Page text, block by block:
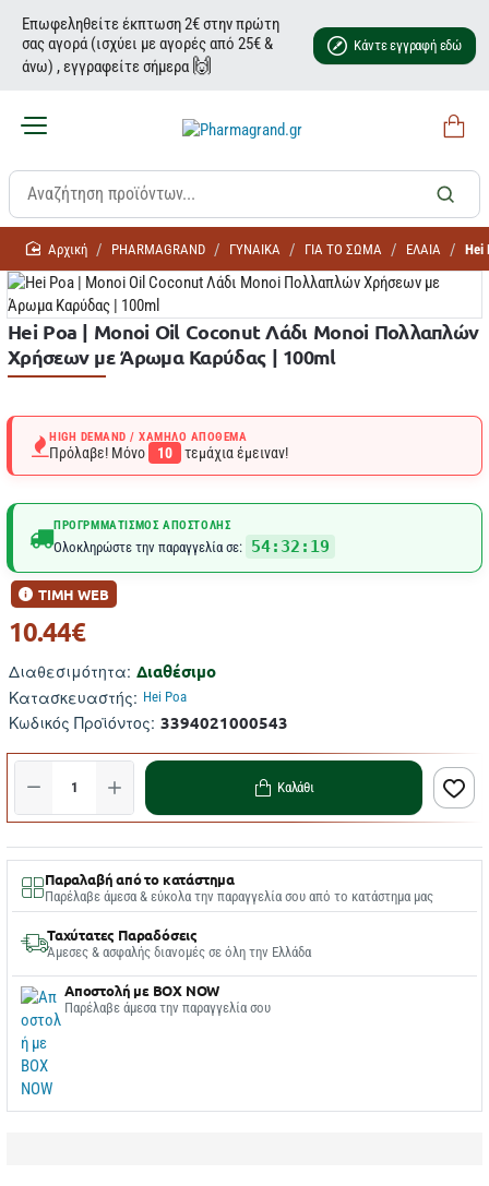
Επωφεληθείτε έκπτωση 2€ στην πρώτη
σας αγορά (ισχύει με αγορές από 25€ &
άνω) , εγγραφείτε σήμερα 🙌
Κάντε εγγραφή εδώ
homePHARMAGRAND ΓΥΝΑΙΚΑ ΓΙΑ ΤΟ ΣΩΜΑ ΕΛΑΙΑ Hei
Hei Poa | Monoi Oil Coconut Λάδι Monoi Πολλαπλών
Χρήσεων με Άρωμα Καρύδας | 100ml
HIGH DEMAND / ΧΑΜΗΛΌ ΑΠΌΘΕΜΑ
Πρόλαβε! Μόνο 10 τεμάχια έμειναν!
ΠΡΟΓΡΜΜΑΤΙΣΜΌΣ ΑΠΟΣΤΟΛΉΣ
Ολοκληρώστε την παραγγελία σε: 54:32:19
Διαθεσιμότητα: Διαθέσιμο
Κατασκευαστής: Hei Poa
Κωδικός Προϊόντος: 3394021000543
ΤΙΜΗ WEB
10.44€
Καλάθι
Παραλαβή από το κατάστημα
Παρέλαβε άμεσα & εύκολα την παραγγελία σου από το κατάστημα μας
Ταχύτατες Παραδόσεις
Άμεσες & ασφαλής διανομές σε όλη την Ελλάδα
Αποστολή με BOX NOW
Παρέλαβε άμεσα την παραγγελία σου